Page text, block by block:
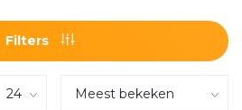
Filters